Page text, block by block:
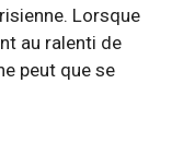
Lorsque
au ralenti de
peut que se